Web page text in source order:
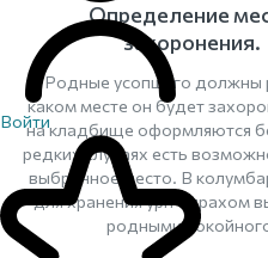
Войти
Определение
захоронения.
Родные усопшего должны
каком месте он будет
на кладбище оформляются
редких случаях есть
выбранное место. В
для хранения урн с прахом
родными